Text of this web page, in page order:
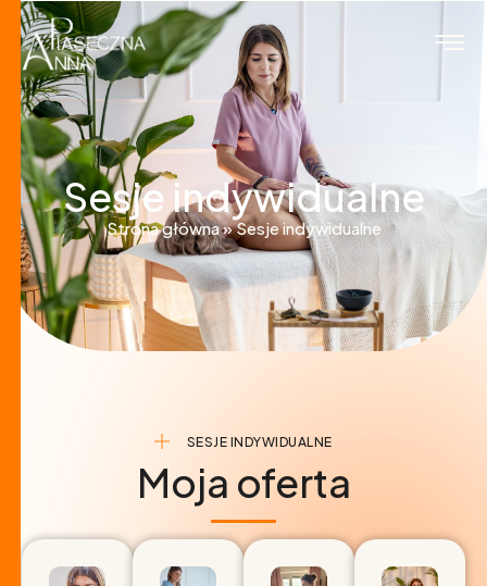
Sesje indywidualne
Strona główna»Sesje indywidualne
SESJE INDYWIDUALNE
Moja oferta